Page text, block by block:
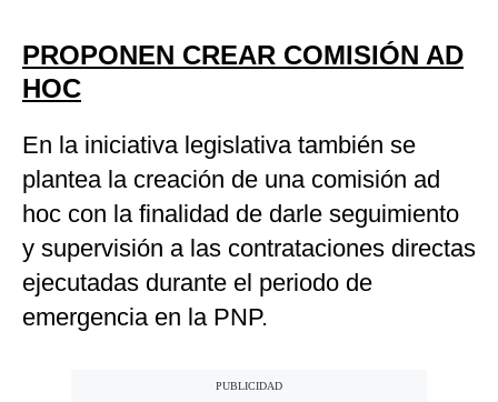
PROPONEN CREAR COMISIÓN AD
HOC
En la iniciativa legislativa también se
plantea la creación de una comisión ad
hoc con la finalidad de darle seguimiento
y supervisión a las contrataciones directas
ejecutadas durante el periodo de
emergencia en la PNP.